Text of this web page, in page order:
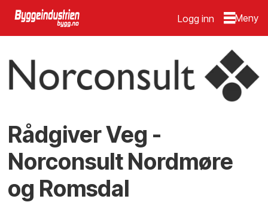
Logg inn
Rådgiver Veg -
Norconsult Nordmøre
og Romsdal